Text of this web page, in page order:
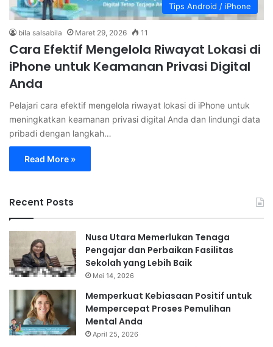
Tips Android / iPhone
bila salsabila Maret 29, 2026 11
Cara Efektif Mengelola Riwayat Lokasi di
iPhone untuk Keamanan Privasi Digital
Anda
Pelajari cara efektif mengelola riwayat lokasi di iPhone untuk
meningkatkan keamanan privasi digital Anda dan lindungi data
pribadi dengan langkah…
Read More »
Recent Posts
Nusa Utara Memerlukan Tenaga
Pengajar dan Perbaikan Fasilitas
Sekolah yang Lebih Baik
Mei 14, 2026
Memperkuat Kebiasaan Positif untuk
Mempercepat Proses Pemulihan
Mental Anda
April 25, 2026